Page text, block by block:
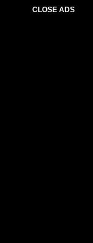
CLOSE ADS